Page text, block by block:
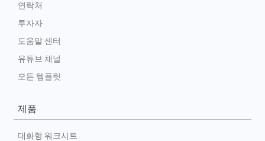
연락처
투자자
도움말 센터
유튜브 채널
모든 템플릿
제품
대화형 워크시트